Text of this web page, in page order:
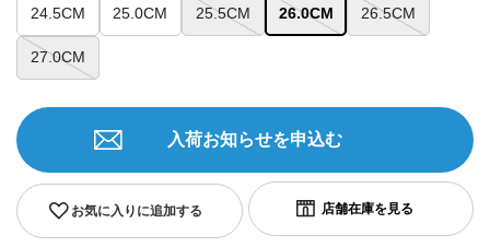
24.5CM 25.0CM 25.5CM 26.0CM 26.5CM
27.0CM
お気に入りに追加する
入荷お知らせを申込む